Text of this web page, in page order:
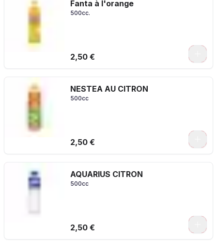
Fanta à l'orange
500cc.
2,50 €
NESTEA AU CITRON
500cc
2,50 €
AQUARIUS CITRON
500cc
2,50 €